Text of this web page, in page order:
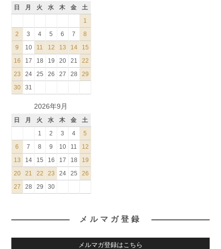
日 月 火 水 木 金
土
1
2
3 4 5 6 7
8
9
10 11 12 13 14
15
16
17 18 19 20 21
22
23
24 25 26 27 28
29
30
31
2026年9月
日 月 火 水 木 金
土
1
2 3 4
5
6
7 8 9 10 11
12
13
14 15 16 17 18
19
20
21 22 23 24 25
26
27
28 29 30
メルマガ登録
メルマガ登録はこちら